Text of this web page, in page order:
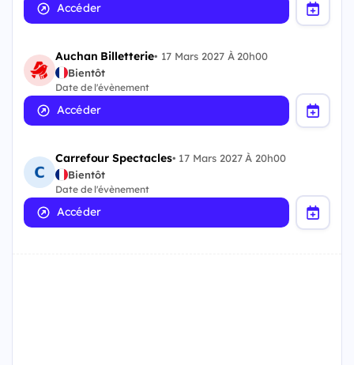
Accéder
Auchan Billetterie• 17 Mars 2027 À 20h00
Bientôt
Date de l'évènement
Accéder
Carrefour Spectacles• 17 Mars 2027 À 20h00
Bientôt
Date de l'évènement
Accéder